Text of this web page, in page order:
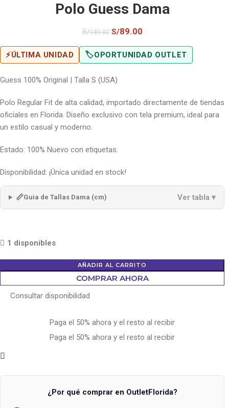
Polo Guess Dama
S/189.00 S/89.00
⚡ÚLTIMA UNIDAD 🏷️OPORTUNIDAD OUTLET
Guess 100% Original | Talla S (USA)
Polo Regular Fit de alta calidad, importado directamente de tiendas
oficiales en Florida. Diseño exclusivo con tela premium, ideal para
un estilo casual y moderno.
Estado: 100% Nuevo con etiquetas.
Disponibilidad: ¡Única unidad en stock!
📏Guia de Tallas Dama (cm) Ver tabla ▾
1 disponibles
AÑADIR AL CARRITO
COMPRAR AHORA
Consultar disponibilidad
Paga el 50% ahora y el resto al recibir
Paga el 50% ahora y el resto al recibir
¿Por qué comprar en OutletFlorida?